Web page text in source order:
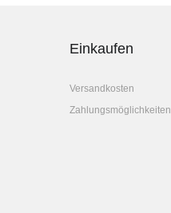
Einkaufen
Versandkosten
Zahlungsmöglichkeiten